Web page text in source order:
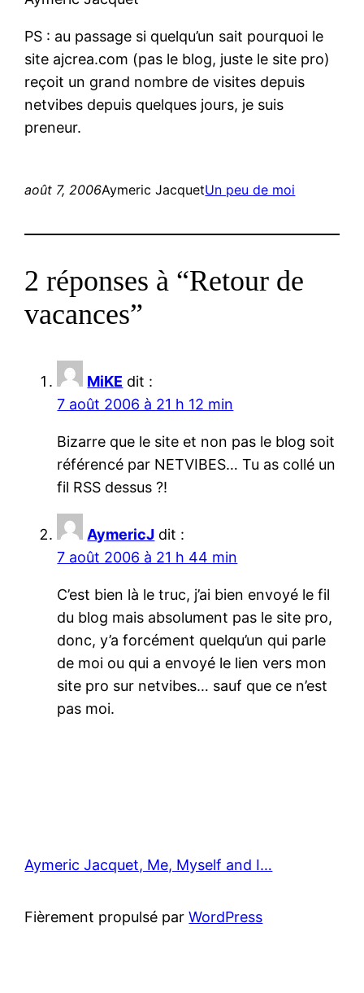
PS : au passage si quelqu’un sait pourquoi le
site ajcrea.com (pas le blog, juste le site pro)
reçoit un grand nombre de visites depuis
netvibes depuis quelques jours, je suis
preneur.
août 7, 2006Aymeric JacquetUn peu de moi
2 réponses à “Retour de
vacances”
MiKE dit :
7 août 2006 à 21 h 12 min
Bizarre que le site et non pas le blog soit
référencé par NETVIBES… Tu as collé un
fil RSS dessus ?!
AymericJ dit :
7 août 2006 à 21 h 44 min
C’est bien là le truc, j’ai bien envoyé le fil
du blog mais absolument pas le site pro,
donc, y’a forcément quelqu’un qui parle
de moi ou qui a envoyé le lien vers mon
site pro sur netvibes… sauf que ce n’est
pas moi.
Aymeric Jacquet, Me, Myself and I…
Fièrement propulsé parWordPress